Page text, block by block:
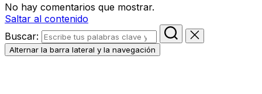
No hay comentarios que mostrar.
Saltar al contenido
Buscar:
Alternar la barra lateral y la navegación